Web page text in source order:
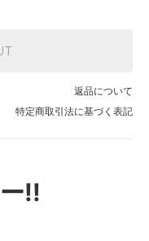
返品について
特定商取引法に基づく表記
!!